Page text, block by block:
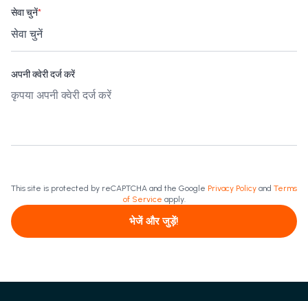
सेवा चुनें*
अपनी क्वेरी दर्ज करें
This site is protected by reCAPTCHA and the Google Privacy Policy and Terms
of Service apply.
भेजें और जुड़ें!